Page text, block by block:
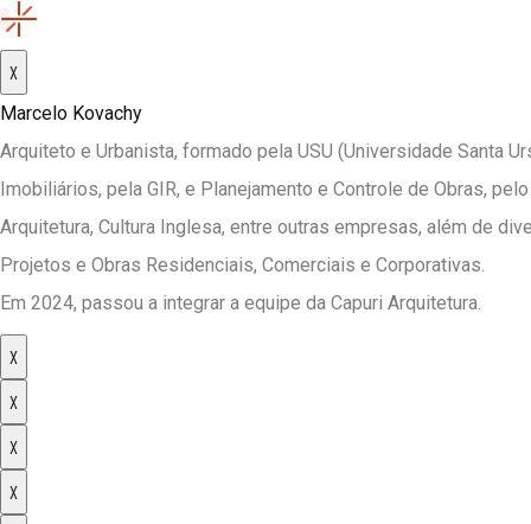
X
Marcelo Kovachy
Arquiteto e Urbanista, formado pela USU (Universidade Santa
Imobiliários, pela GIR, e Planejamento e Controle de Obras,
Arquitetura, Cultura Inglesa, entre outras empresas, além de
Projetos e Obras Residenciais, Comerciais e Corporativas.
Em 2024, passou a integrar a equipe da Capuri Arquitetura.
X
X
X
X